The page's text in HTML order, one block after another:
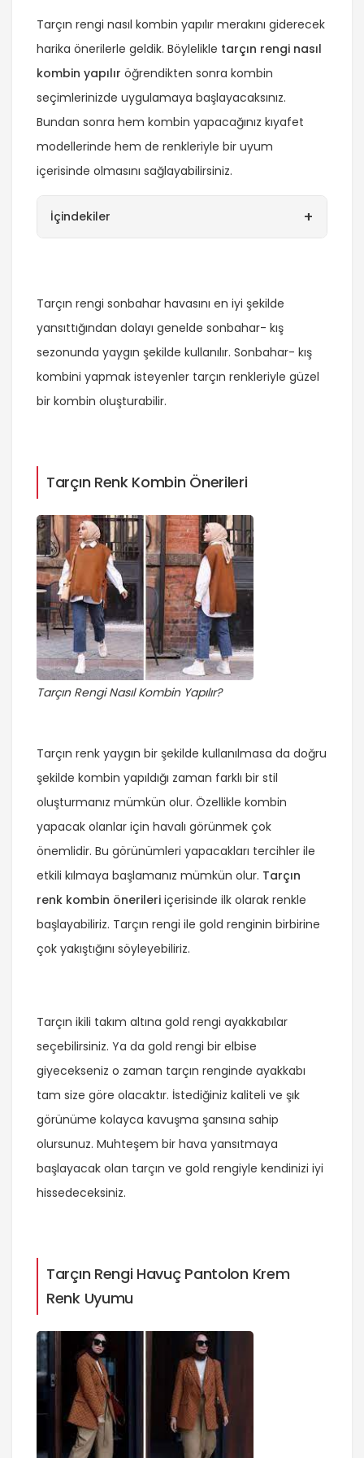
Tarçın rengi nasıl kombin yapılır merakını giderecek
harika önerilerle geldik. Böylelikle tarçın rengi nasıl
kombin yapılır öğrendikten sonra kombin
seçimlerinizde uygulamaya başlayacaksınız.
Bundan sonra hem kombin yapacağınız kıyafet
modellerinde hem de renkleriyle bir uyum
içerisinde olmasını sağlayabilirsiniz.
İçindekiler +
Tarçın rengi sonbahar havasını en iyi şekilde
yansıttığından dolayı genelde sonbahar- kış
sezonunda yaygın şekilde kullanılır. Sonbahar- kış
kombini yapmak isteyenler tarçın renkleriyle güzel
bir kombin oluşturabilir.
Tarçın Renk Kombin Önerileri
Tarçın Rengi Nasıl Kombin Yapılır?
Tarçın renk yaygın bir şekilde kullanılmasa da doğru
şekilde kombin yapıldığı zaman farklı bir stil
oluşturmanız mümkün olur. Özellikle kombin
yapacak olanlar için havalı görünmek çok
önemlidir. Bu görünümleri yapacakları tercihler ile
etkili kılmaya başlamanız mümkün olur. Tarçın
renk kombin önerileri içerisinde ilk olarak renkle
başlayabiliriz. Tarçın rengi ile gold renginin birbirine
çok yakıştığını söyleyebiliriz.
Tarçın ikili takım altına gold rengi ayakkabılar
seçebilirsiniz. Ya da gold rengi bir elbise
giyecekseniz o zaman tarçın renginde ayakkabı
tam size göre olacaktır. İstediğiniz kaliteli ve şık
görünüme kolayca kavuşma şansına sahip
olursunuz. Muhteşem bir hava yansıtmaya
başlayacak olan tarçın ve gold rengiyle kendinizi iyi
hissedeceksiniz.
Tarçın Rengi Havuç Pantolon Krem
Renk Uyumu